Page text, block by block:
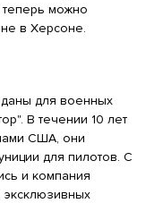
можно
в Херсоне.
для военных
В течении 10 лет
США, они
для пилотов. С
и компания